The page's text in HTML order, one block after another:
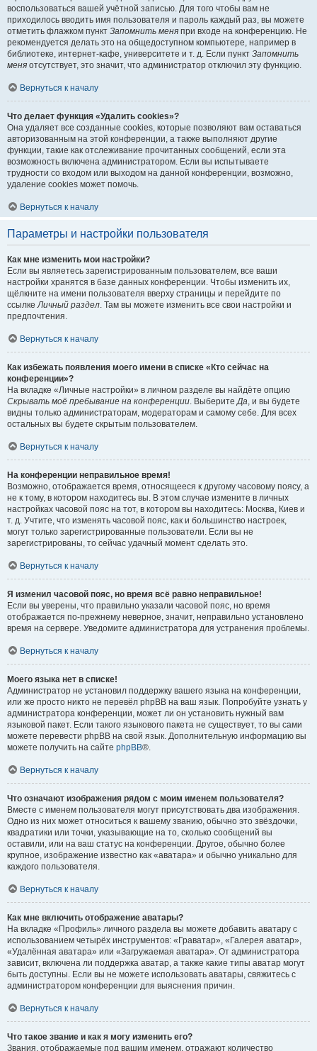
воспользоваться вашей учётной записью. Для того чтобы вам не
приходилось вводить имя пользователя и пароль каждый раз, вы можете
отметить флажком пункт Запомнить меня при входе на конференцию. Не
рекомендуется делать это на общедоступном компьютере, например в
библиотеке, интернет-кафе, университете и т. д. Если пункт Запомнить
меня отсутствует, это значит, что администратор отключил эту функцию.
Вернуться к началу
Что делает функция «Удалить cookies»?
Она удаляет все созданные cookies, которые позволяют вам оставаться
авторизованным на этой конференции, а также выполняют другие
функции, такие как отслеживание прочитанных сообщений, если эта
возможность включена администратором. Если вы испытываете
трудности со входом или выходом на данной конференции, возможно,
удаление cookies может помочь.
Вернуться к началу
Параметры и настройки пользователя
Как мне изменить мои настройки?
Если вы являетесь зарегистрированным пользователем, все ваши
настройки хранятся в базе данных конференции. Чтобы изменить их,
щёлкните на имени пользователя вверху страницы и перейдите по
ссылкеЛичный раздел. Там вы можете изменить все свои настройки и
предпочтения.
Вернуться к началу
Как избежать появления моего имени в списке «Кто сейчас на
конференции»?
На вкладке «Личные настройки» в личном разделе вы найдёте опцию
Скрывать моё пребывание на конференции. ВыберитеДа, и вы будете
видны только администраторам, модераторам и самому себе. Для всех
остальных вы будете скрытым пользователем.
Вернуться к началу
На конференции неправильное время!
Возможно, отображается время, относящееся к другому часовому поясу, а
не к тому, в котором находитесь вы. В этом случае измените в личных
настройках часовой пояс на тот, в котором вы находитесь: Москва, Киев и
т. д. Учтите, что изменять часовой пояс, как и большинство настроек,
могут только зарегистрированные пользователи. Если вы не
зарегистрированы, то сейчас удачный момент сделать это.
Вернуться к началу
Я изменил часовой пояс, но время всё равно неправильное!
Если вы уверены, что правильно указали часовой пояс, но время
отображается по-прежнему неверное, значит, неправильно установлено
время на сервере. Уведомите администратора для устранения проблемы.
Вернуться к началу
Моего языка нет в списке!
Администратор не установил поддержку вашего языка на конференции,
или же просто никто не перевёл phpBB на ваш язык. Попробуйте узнать у
администратора конференции, может ли он установить нужный вам
языковой пакет. Если такого языкового пакета не существует, то вы сами
можете перевести phpBB на свой язык. Дополнительную информацию вы
можете получить на сайте phpBB®.
Вернуться к началу
Что означают изображения рядом с моим именем пользователя?
Вместе с именем пользователя могут присутствовать два изображения.
Одно из них может относиться к вашему званию, обычно это звёздочки,
квадратики или точки, указывающие на то, сколько сообщений вы
оставили, или на ваш статус на конференции. Другое, обычно более
крупное, изображение известно как «аватара» и обычно уникально для
каждого пользователя.
Вернуться к началу
Как мне включить отображение аватары?
На вкладке «Профиль» личного раздела вы можете добавить аватару с
использованием четырёх инструментов: «Граватар», «Галерея аватар»,
«Удалённая аватара» или «Загружаемая аватара». От администратора
зависит, включена ли поддержка аватар, а также какие типы аватар могут
быть доступны. Если вы не можете использовать аватары, свяжитесь с
администратором конференции для выяснения причин.
Вернуться к началу
Что такое звание и как я могу изменить его?
Звания, отображаемые под вашим именем, отражают количество